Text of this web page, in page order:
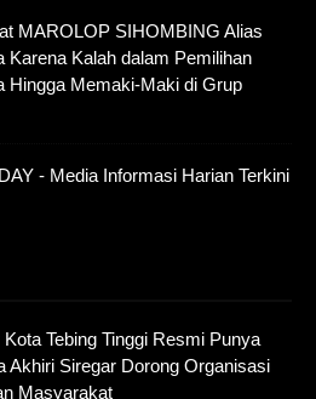
MAROLOP SIHOMBING Alias
Karena Kalah dalam Pemilihan
Hingga Memaki-Maki di Grup
- Media Informasi Harian Terkini
Tebing Tinggi Resmi Punya
Akhiri Siregar Dorong Organisasi
Masyarakat